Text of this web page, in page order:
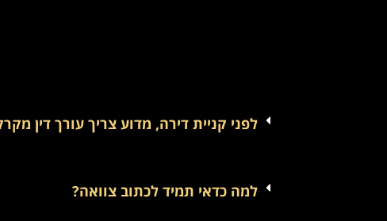
לפני קניית דירה, מדוע צריך עורך דין
למה כדאי תמיד לכתוב צוואה?